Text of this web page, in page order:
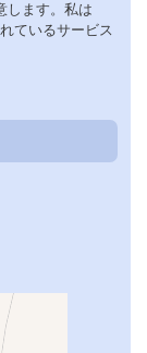
します。私は
ているサービス